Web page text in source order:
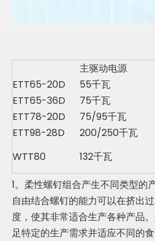
主驱动电源
ETT65-20D
55千瓦
ETT65-36D
75千瓦
ETT78-20D
75/95千瓦
ETT98-28D
200/250千瓦
WTT80
132千瓦
1。柔性螺钉组合产生不同类型的产
自由结合螺钉的能力可以在挤出
度，使其非常适合生产各种产品
足特定的生产需求并适应不同的食